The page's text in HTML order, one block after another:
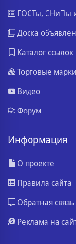
ГОСТы, СНиПы
Доска
Каталог ссылок
Торговые марки
Видео
Форум
Информация
О проекте
Правила сайта
Обратная связь
Реклама на